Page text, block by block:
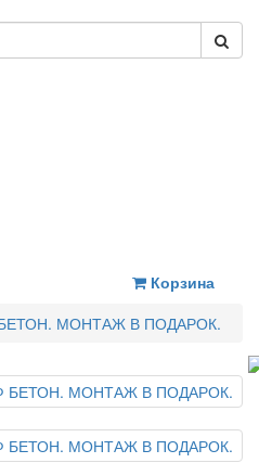
Корзина
МОНТАЖ В ПОДАРОК.